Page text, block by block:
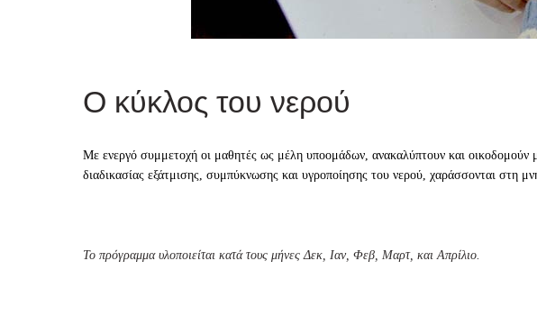
Ο κύκλος του νερού
Με ενεργό συμμετοχή οι μαθητές ως μέλη υποομάδων, ανακαλύπτουν και οικοδομούν
διαδικασίας εξάτμισης, συμπύκνωσης και υγροποίησης του νερού, χαράσσονται στη
Το πρόγραμμα υλοποιείται κατά τους μήνες Δεκ, Ιαν, Φεβ, Μαρτ, και Απρίλιο.